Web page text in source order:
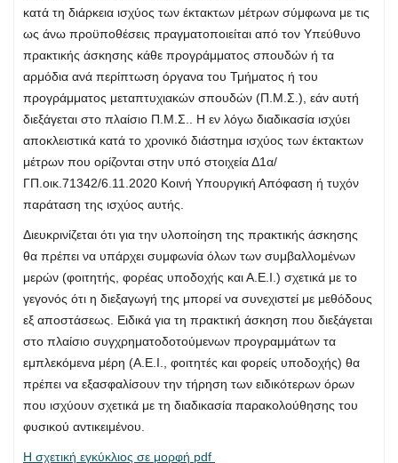
κατά τη διάρκεια ισχύος των έκτακτων μέτρων σύμφωνα με τις
ως άνω προϋποθέσεις πραγματοποιείται από τον Υπεύθυνο
πρακτικής άσκησης κάθε προγράμματος σπουδών ή τα
αρμόδια ανά περίπτωση όργανα του Τμήματος ή του
προγράμματος μεταπτυχιακών σπουδών (Π.Μ.Σ.), εάν αυτή
διεξάγεται στο πλαίσιο Π.Μ.Σ.. Η εν λόγω διαδικασία ισχύει
αποκλειστικά κατά το χρονικό διάστημα ισχύος των έκτακτων
μέτρων που ορίζονται στην υπό στοιχεία Δ1α/
ΓΠ.οικ.71342/6.11.2020 Κοινή Υπουργική Απόφαση ή τυχόν
παράταση της ισχύος αυτής.
Διευκρινίζεται ότι για την υλοποίηση της πρακτικής άσκησης
θα πρέπει να υπάρχει συμφωνία όλων των συμβαλλομένων
μερών (φοιτητής, φορέας υποδοχής και Α.Ε.Ι.) σχετικά με το
γεγονός ότι η διεξαγωγή της μπορεί να συνεχιστεί με μεθόδους
εξ αποστάσεως. Ειδικά για τη πρακτική άσκηση που διεξάγεται
στο πλαίσιο συγχρηματοδοτούμενων προγραμμάτων τα
εμπλεκόμενα μέρη (Α.Ε.Ι., φοιτητές και φορείς υποδοχής) θα
πρέπει να εξασφαλίσουν την τήρηση των ειδικότερων όρων
που ισχύουν σχετικά με τη διαδικασία παρακολούθησης του
φυσικού αντικειμένου.
Η σχετική εγκύκλιος σε μορφή pdf